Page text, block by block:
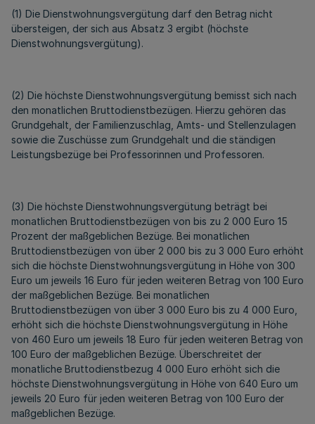
(1) Die Dienstwohnungsvergütung darf den Betrag nicht
übersteigen, der sich aus Absatz 3 ergibt (höchste
Dienstwohnungsvergütung).
(2) Die höchste Dienstwohnungsvergütung bemisst sich nach
den monatlichen Bruttodienstbezügen. Hierzu gehören das
Grundgehalt, der Familienzuschlag, Amts- und Stellenzulagen
sowie die Zuschüsse zum Grundgehalt und die ständigen
Leistungsbezüge bei Professorinnen und Professoren.
(3) Die höchste Dienstwohnungsvergütung beträgt bei
monatlichen Bruttodienstbezügen von bis zu 2 000 Euro 15
Prozent der maßgeblichen Bezüge. Bei monatlichen
Bruttodienstbezügen von über 2 000 bis zu 3 000 Euro erhöht
sich die höchste Dienstwohnungsvergütung in Höhe von 300
Euro um jeweils 16 Euro für jeden weiteren Betrag von 100 Euro
der maßgeblichen Bezüge. Bei monatlichen
Bruttodienstbezügen von über 3 000 Euro bis zu 4 000 Euro,
erhöht sich die höchste Dienstwohnungsvergütung in Höhe
von 460 Euro um jeweils 18 Euro für jeden weiteren Betrag von
100 Euro der maßgeblichen Bezüge. Überschreitet der
monatliche Bruttodienstbezug 4 000 Euro erhöht sich die
höchste Dienstwohnungsvergütung in Höhe von 640 Euro um
jeweils 20 Euro für jeden weiteren Betrag von 100 Euro der
maßgeblichen Bezüge.